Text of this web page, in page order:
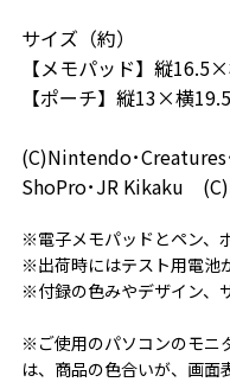
サイズ（約）
【メモパッド】縦
【ポーチ】縦13×横
(C)Nintendo･Creatures
ShoPro･JR Kikaku
※電子メモパッドとペン、
※出荷時にはテスト用電池
※付録の色みやデザイン、
※ご使用のパソコンのモニ
は、商品の色合いが、画面